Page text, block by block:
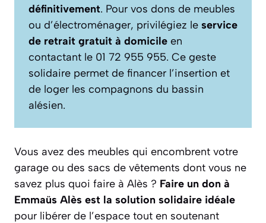
définitivement. Pour vos dons de meubles
ou d’électroménager, privilégiez le service
de retrait gratuit à domicile en
contactant le 01 72 955 955. Ce geste
solidaire permet de financer l’insertion et
de loger les compagnons du bassin
alésien.
Vous avez des meubles qui encombrent votre
garage ou des sacs de vêtements dont vous ne
savez plus quoi faire à Alès ? Faire un don à
Emmaüs Alès est la solution solidaire idéale
pour libérer de l’espace tout en soutenant